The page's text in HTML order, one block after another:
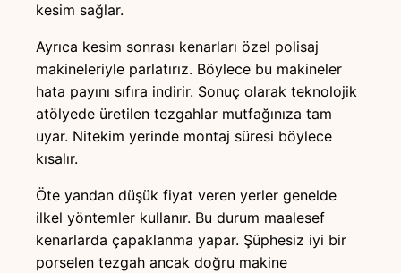
kesim sağlar.
Ayrıca kesim sonrası kenarları özel polisaj
makineleriyle parlatırız. Böylece bu makineler
hata payını sıfıra indirir. Sonuç olarak teknolojik
atölyede üretilen tezgahlar mutfağınıza tam
uyar. Nitekim yerinde montaj süresi böylece
kısalır.
Öte yandan düşük fiyat veren yerler genelde
ilkel yöntemler kullanır. Bu durum maalesef
kenarlarda çapaklanma yapar. Şüphesiz iyi bir
porselen tezgah ancak doğru makine